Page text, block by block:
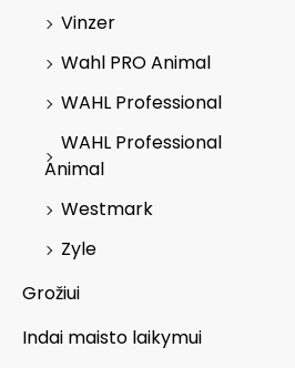
Vinzer
Wahl PRO Animal
WAHL Professional
WAHL Professional
Animal
Westmark
Zyle
Grožiui
Indai maisto laikymui